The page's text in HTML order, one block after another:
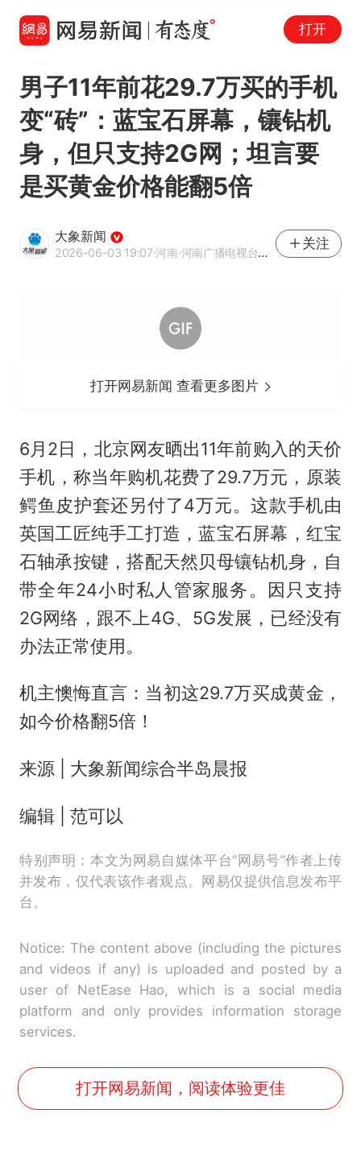
打开
男子11年前花29.7万买的手机
变“砖”：蓝宝石屏幕，镶钻机
身，但只支持2G网；坦言要
是买黄金价格能翻5倍
大象新闻
2026-06-03 19:07·河南·河南广播电视台官方网易号
关注
打开网易新闻 查看更多图片
6月2日，北京网友晒出11年前购入的天价
手机，称当年购机花费了29.7万元，原装
鳄鱼皮护套还另付了4万元。这款手机由
英国工匠纯手工打造，蓝宝石屏幕，红宝
石轴承按键，搭配天然贝母镶钻机身，自
带全年24小时私人管家服务。因只支持
2G网络，跟不上4G、5G发展，已经没有
办法正常使用。
机主懊悔直言：当初这29.7万买成黄金，
如今价格翻5倍！
来源 | 大象新闻综合半岛晨报
编辑 | 范可以
特别声明：本文为网易自媒体平台“网易号”作者上传
并发布，仅代表该作者观点。网易仅提供信息发布平
台。
Notice: The content above (including the pictures
and videos if any) is uploaded and posted by a
user of NetEase Hao, which is a social media
platform and only provides information storage
services.
打开网易新闻，阅读体验更佳